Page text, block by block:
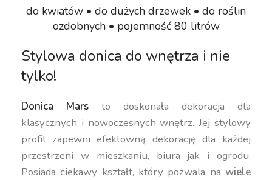
do kwiatów • do dużych drzewek • do roślin
ozdobnych • pojemność 80 litrów
Stylowa donica do wnętrza i nie
tylko!
Donica Marsto doskonała dekoracja dla
klasycznych i nowoczesnych wnętrz. Jej stylowy
profil zapewni efektowną dekorację dla każdej
przestrzeni w mieszkaniu, biura jak i ogrodu.
Posiada ciekawy kształt, który pozwala na wiele